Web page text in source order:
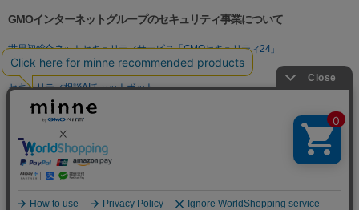
GMOインターネットグループのセキュリティ事業について
世界初総合ネットセキュリティサービス「GMOセキュリティ24」
パスワード漏洩診断
Webサイトリスク診断
セキュリティ相談AIチャットボット
実在証明・盗聴対策
サイバー攻撃対策（GMO Flatt Security）
セキュリティ事業の軌跡